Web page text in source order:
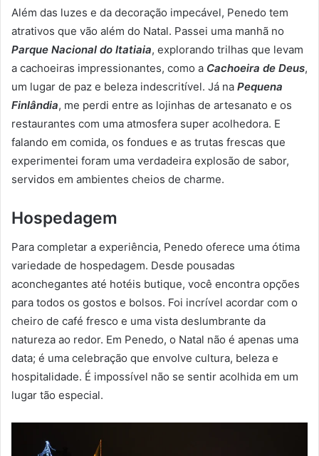
Além das luzes e da decoração impecável, Penedo tem
atrativos que vão além do Natal. Passei uma manhã no
Parque Nacional do Itatiaia, explorando trilhas que levam
a cachoeiras impressionantes, como a Cachoeira de Deus,
um lugar de paz e beleza indescritível. Já na Pequena
Finlândia, me perdi entre as lojinhas de artesanato e os
restaurantes com uma atmosfera super acolhedora. E
falando em comida, os fondues e as trutas frescas que
experimentei foram uma verdadeira explosão de sabor,
servidos em ambientes cheios de charme.
Hospedagem
Para completar a experiência, Penedo oferece uma ótima
variedade de hospedagem. Desde pousadas
aconchegantes até hotéis butique, você encontra opções
para todos os gostos e bolsos. Foi incrível acordar com o
cheiro de café fresco e uma vista deslumbrante da
natureza ao redor. Em Penedo, o Natal não é apenas uma
data; é uma celebração que envolve cultura, beleza e
hospitalidade. É impossível não se sentir acolhida em um
lugar tão especial.